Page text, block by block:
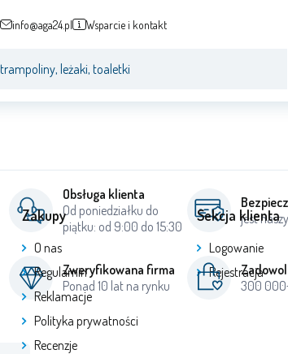
info@aga24.pl Wsparcie i kontakt
Obsługa klienta
Od poniedziałku do
piątku: od 9:00 do 15:30
jest
Zweryfikowana firma
Ponad 10 lat na rynku
300
Zakupy
O nas
Regulamin
Reklamacje
Polityka prywatności
Recenzje
Sekcja klienta
Logowanie
Rejestracja